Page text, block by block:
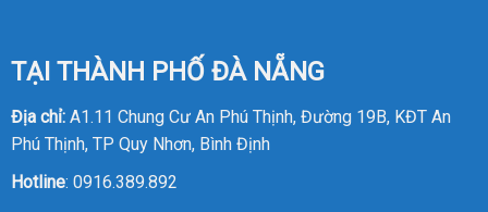
TẠI THÀNH PHỐ ĐÀ NẴNG
Địa chỉ:A1.11 Chung Cư An Phú Thịnh, Đường 19B, KĐT An
Phú Thịnh, TP Quy Nhơn, Bình Định
Hotline: 0916.389.892